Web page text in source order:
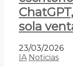
sola
23/03/2026
IA Noticias